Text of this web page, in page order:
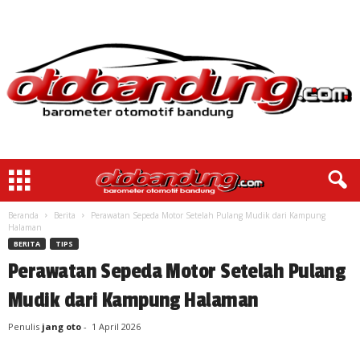
Beranda Berita
Perawatan Sepeda Motor Setelah Pulang Mudik dari Kampung
Halaman
BERITA TIPS
Perawatan Sepeda Motor Setelah Pulang
Mudik dari Kampung Halaman
Penulis jang oto - 1 April 2026